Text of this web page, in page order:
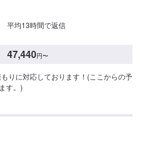
平均13時間で返信
47,440円〜
りに対応しております！(ここからの予
す。)